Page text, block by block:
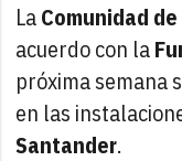
LaComunidad
acuerdo con la
próxima semana
en las
Santander.